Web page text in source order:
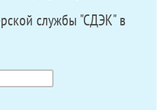
службы "СДЭК" в